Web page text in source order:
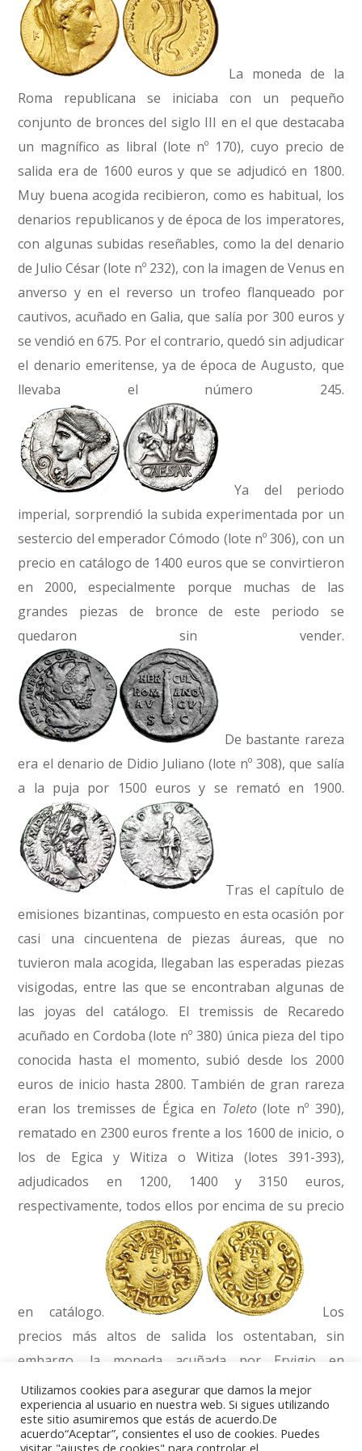
La moneda de la
Roma republicana se iniciaba con un pequeño
conjunto de bronces del siglo III en el que destacaba
un magnífico as libral (lote nº 170), cuyo precio de
salida era de 1600 euros y que se adjudicó en 1800.
Muy buena acogida recibieron, como es habitual, los
denarios republicanos y de época de los imperatores,
con algunas subidas reseñables, como la del denario
de Julio César (lote nº 232), con la imagen de Venus en
anverso y en el reverso un trofeo flanqueado por
cautivos, acuñado en Galia, que salía por 300 euros y
se vendió en 675. Por el contrario, quedó sin adjudicar
el denario emeritense, ya de época de Augusto, que
llevaba el número 245.
Ya del periodo
imperial, sorprendió la subida experimentada por un
sestercio del emperador Cómodo (lote nº 306), con un
precio en catálogo de 1400 euros que se convirtieron
en 2000, especialmente porque muchas de las
grandes piezas de bronce de este periodo se
quedaron sin vender.
De bastante rareza
era el denario de Didio Juliano (lote nº 308), que salía
a la puja por 1500 euros y se remató en 1900.
Tras el capítulo de
emisiones bizantinas, compuesto en esta ocasión por
casi una cincuentena de piezas áureas, que no
tuvieron mala acogida, llegaban las esperadas piezas
visigodas, entre las que se encontraban algunas de
las joyas del catálogo. El tremissis de Recaredo
acuñado en Cordoba (lote nº 380) única pieza del tipo
conocida hasta el momento, subió desde los 2000
euros de inicio hasta 2800. También de gran rareza
eran los tremisses de Égica en Toleto(lote nº 390),
rematado en 2300 euros frente a los 1600 de inicio, o
los de Egica y Witiza o Witiza (lotes 391-393),
adjudicados en 1200, 1400 y 3150 euros,
respectivamente, todos ellos por encima de su precio
en catálogo.
Los
precios más altos de salida los ostentaban, sin
embargo, la moneda acuñada por Ervigio en
Narbona, procedente de una emisión conocida por
sólo tres ejemplares, con un precio inicial de 7500
euros, que se remató finalmente en 8000, y el
Utilizamos cookies para asegurar que damos la mejor
experiencia al usuario en nuestra web. Si sigues utilizando
este sitio asumiremos que estás de acuerdo.De
acuerdo“Aceptar”, consientes el uso de cookies. Puedes
visitar "ajustes de cookies" para controlar el